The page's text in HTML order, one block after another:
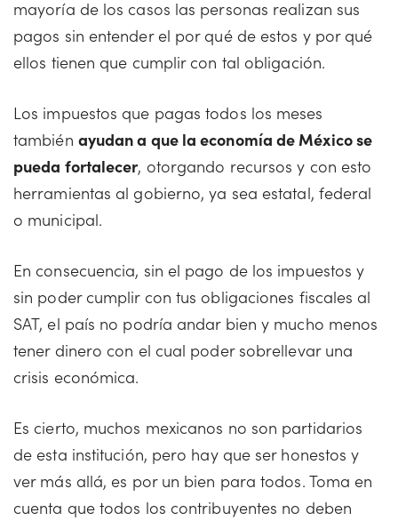
mayoría de los casos las personas realizan sus
pagos sin entender el por qué de estos y por qué
ellos tienen que cumplir con tal obligación.
Los impuestos que pagas todos los meses
también ayudan a que la economía de México se
pueda fortalecer, otorgando recursos y con esto
herramientas al gobierno, ya sea estatal, federal
o municipal.
En consecuencia, sin el pago de los impuestos y
sin poder cumplir con tus obligaciones fiscales al
SAT, el país no podría andar bien y mucho menos
tener dinero con el cual poder sobrellevar una
crisis económica.
Es cierto, muchos mexicanos no son partidarios
de esta institución, pero hay que ser honestos y
ver más allá, es por un bien para todos. Toma en
cuenta que todos los contribuyentes no deben